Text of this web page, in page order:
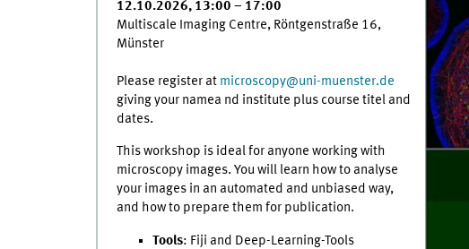
12.10.2026, 13:00 – 17:00
Multiscale Imaging Centre, Röntgenstraße 16,
Münster
Please register at microscopy@uni-muenster.de
giving your namea nd institute plus course titel and
dates.
This workshop is ideal for anyone working with
microscopy images. You will learn how to analyse
your images in an automated and unbiased way,
and how to prepare them for publication.
Tools: Fiji and Deep-Learning-Tools